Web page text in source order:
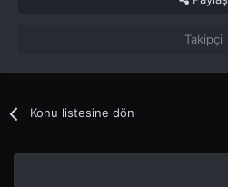
Takipçi
Konu listesine dön